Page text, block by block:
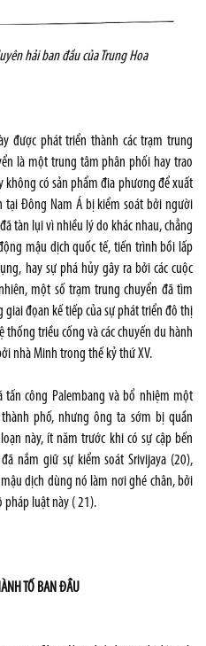
hải ban đầu của Trung Hoa
được phát triển thành các trạm trung
là một trung tâm phân phối hay trao
không có sản phẩm đia phương để xuất
tại Đông Nam Á bị kiểm soát bởi người
tàn lụi vì nhiều lý do khác nhau, chẳng
mậu dịch quốc tế, tiến trình bồi lấp
hay sự phá hủy gây ra bởi các cuộc
một số trạm trung chuyển đã tìm
giai đọan kế tiếp của sự phát triển đô thị
triều cống và các chuyến du hành
nhà Minh trong thế kỷ thứ XV.
tấn công Palembang và bổ nhiệm một
phố, nhưng ông ta sớm bị quần
này, ít năm trước khi có sự cập bến
nắm giữ sự kiểm soát Srivijaya (20),
dịch dùng nó làm nơi ghé chân, bởi
pháp luật này ( 21).
TỐ BAN ĐẦU